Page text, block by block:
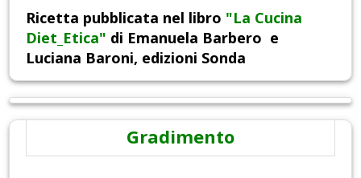
Ricetta pubblicata nel libro "La Cucina
Diet_Etica" di Emanuela Barbero e
Luciana Baroni, edizioni Sonda
Gradimento